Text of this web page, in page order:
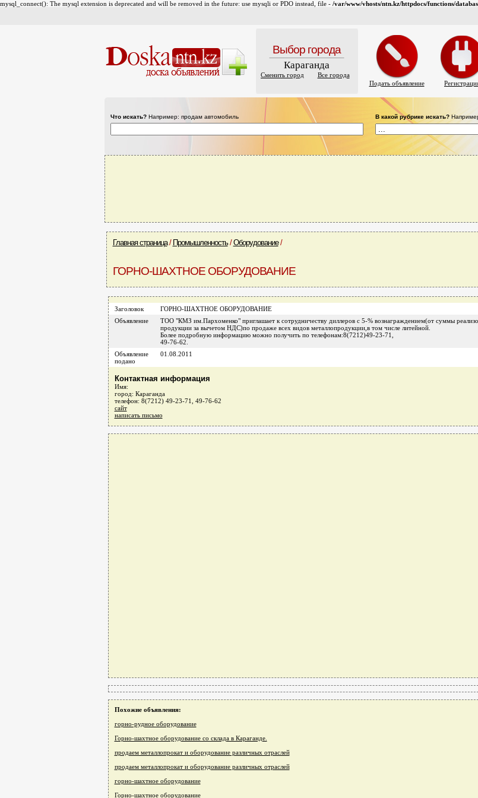
mysql_connect(): The mysql extension is deprecated and will be removed in the future: use mysqli or PDO instead, file - /var/www/vhosts/ntn.kz/httpdocs/functions/
Выбор города
Караганда
Сменить город
Все города
Подать объявление
Что искать?Например: продам автомобиль В какой рубрике искать?
Главная страница/ Промышленность/Оборудование/
ГОРНО-ШАХТНОЕ ОБОРУДОВАНИЕ
Заголовок
ГОРНО-ШАХТНОЕ ОБОРУДОВАНИЕ
Объявление
ТОО "КМЗ им.Пархоменко" приглашает к сотрудничеству диллеров с 5-% вознаграждением(от суммы
продукции за вычетом НДС)по продаже всех видов металлопродукции,в том числе литейной.
Более подробную информацию можно получить по телефонам:8(7212)49-23-71,
49-76-62.
Объявление
подано
01.08.2011
Контактная информация
Имя:
город: Караганда
телефон: 8(7212) 49-23-71, 49-76-62
сайт
написать письмо
Похожие объявления:
горно-рудное оборудование
Горно-шахтное оборудование со склада в Караганде.
продаем металлопрокат и оборудование различных отраслей
продаем металлопрокат и оборудование различных отраслей
горно-шахтное оборудование
Горно-шахтное оборудование